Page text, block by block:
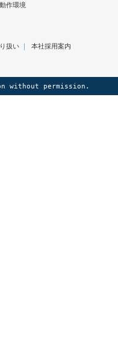
動作環境
扱い｜ 本社採用案内
without permission.